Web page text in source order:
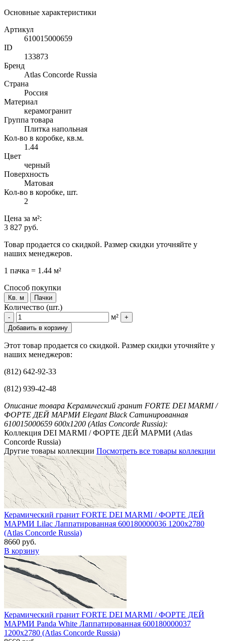
Основные характеристики
Артикул
610015000659
ID
133873
Бренд
Atlas Concorde Russia
Страна
Россия
Материал
керамогранит
Группа товара
Плитка напольная
Кол-во в коробке, кв.м.
1.44
Цвет
черный
Поверхность
Матовая
Кол-во в коробке, шт.
2
Цена за м²:
3 827 руб.
Товар продается со скидкой. Размер скидки уточняйте у
наших менеджеров.
1 пачка = 1.44 м²
Способ покупки
Кв. м Пачки
Количество (шт.)
- м²
+
Добавить в корзину
Этот товар продается со скидкой. Размер скидки уточняйте у
наших менеджеров:
(812) 642-92-33
(812) 939-42-48
Описание товара Керамический гранит FORTE DEI MARMI /
ФОРТЕ ДЕЙ МАРМИ Elegant Black Сатинированная
610015000659 600x1200 (Atlas Concorde Russia):
Коллекция DEI MARMI / ФОРТЕ ДЕЙ МАРМИ (Atlas
Concorde Russia)
Другие товары коллекции Посмотреть все товары коллекции
Керамический гранит FORTE DEI MARMI / ФОРТЕ ДЕЙ
МАРМИ Lilac Лаппатированная 600180000036 1200x2780
(Atlas Concorde Russia)
8660 руб.
В корзину
Керамический гранит FORTE DEI MARMI / ФОРТЕ ДЕЙ
МАРМИ Panda White Лаппатированная 600180000037
1200x2780 (Atlas Concorde Russia)